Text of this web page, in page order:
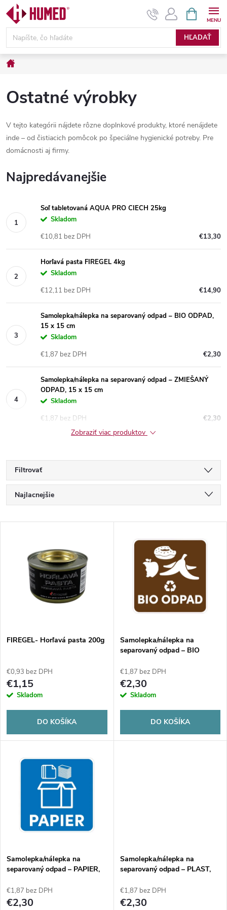
Prejsť
obsah
HĽADAŤ
KOŠÍK
Domov
Ostatné výrobky
V tejto kategórii nájdete rôzne doplnkové produkty, ktoré nenájdete
inde – od čistiacich pomôcok po špeciálne hygienické potreby. Pre
domácnosti aj firmy.
Najpredávanejšie
Soľ tabletovaná AQUA PRO CIECH 25kg
Skladom
€13,30
€10,81 bez DPH
Horľavá pasta FIREGEL 4kg
Skladom
€14,90
€12,11 bez DPH
Samolepka/nálepka na separovaný odpad – BIO ODPAD,
15 x 15 cm
Skladom
€2,30
€1,87 bez DPH
Samolepka/nálepka na separovaný odpad – ZMIEŠANÝ
ODPAD, 15 x 15 cm
Skladom
€2,30
€1,87 bez DPH
Zobraziť viac produktov
Filtrovať
R
a
e
p
r
d
o
v
Najlacnejšie
Abecedne
s
r
o
d
v
FIREGEL- Horľavá pasta 200g
€0,93 bez DPH
€1,15
Skladom
DO KOŠÍKA
Samolepka/nálepka na
separovaný odpad – BIO
€1,87 bez DPH
€2,30
Skladom
DO KOŠÍKA
Samolepka/nálepka na
separovaný odpad – PAPIER,
€1,87 bez DPH
€2,30
Samolepka/nálepka na
separovaný odpad – PLAST,
€1,87 bez DPH
€2,30